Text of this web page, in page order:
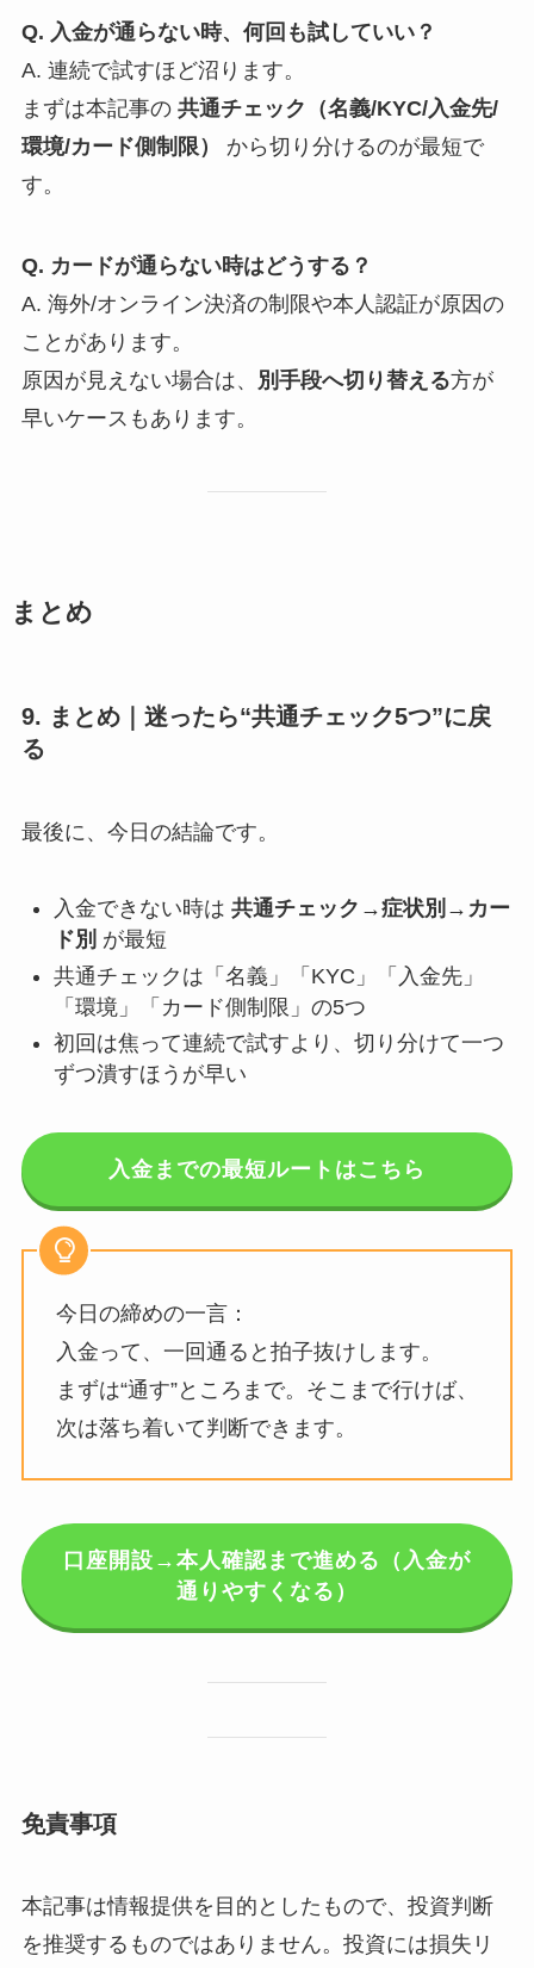
Q. 入金が通らない時、何回も試していい？
A. 連続で試すほど沼ります。
まずは本記事の 共通チェック（名義/KYC/入金先/
環境/カード側制限）
から切り分けるのが最短で
す。
Q. カードが通らない時はどうする？
A. 海外/オンライン決済の制限や本人認証が原因の
ことがあります。
原因が見えない場合は、
別手段へ切り替える方が
早いケースもあります。
まとめ
9. まとめ｜迷ったら“共通チェック5つ”に戻
る
最後に、今日の結論です。
入金できない時は 共通チェック→症状別→カー
ド別 が最短
共通チェックは「名義」「KYC」「入金先」
「環境」「カード側制限」の5つ
初回は焦って連続で試すより、切り分けて一つ
ずつ潰すほうが早い
入金までの最短ルートはこちら
今日の締めの一言：
入金って、一回通ると拍子抜けします。
まずは“通す”ところまで。そこまで行けば、
次は落ち着いて判断できます。
口座開設→本人確認まで進める（入金が
通りやすくなる）
免責事項
本記事は情報提供を目的としたもので、投資判断
を推奨するものではありません。投資には損失リ